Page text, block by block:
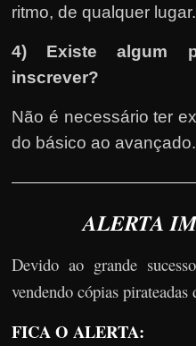
ritmo, de qualquer lugar.
4) Existe algum
inscrever?
Não é necessário ter
do básico ao avançado.
ALERTA
Devido ao grande
vendendo cópias pirateadas
FICA O ALERTA: